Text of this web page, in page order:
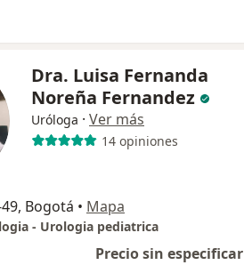
Dra. Luisa Fernanda
Noreña Fernandez
Uróloga · Ver más
14 opiniones
Bogotá • Mapa
- Urologia pediatrica
Precio sin especificar